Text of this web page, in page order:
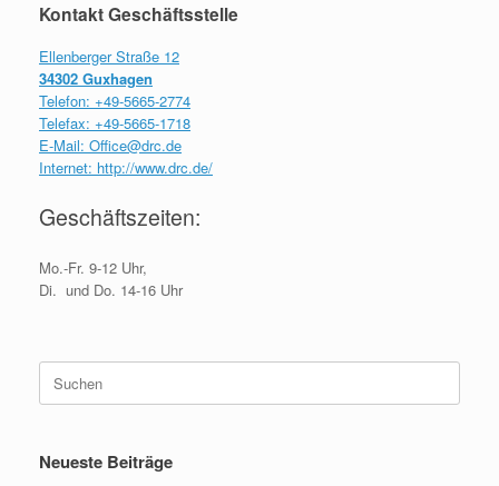
Kontakt Geschäftsstelle
Ellenberger Straße 12
34302 Guxhagen
Telefon: +49-5665-2774
Telefax: +49-5665-1718
E-Mail: Office@drc.de
Internet: http://www.drc.de/
Geschäftszeiten:
Mo.-Fr. 9-12 Uhr,
Di. und Do. 14-16 Uhr
nach:
Neueste Beiträge